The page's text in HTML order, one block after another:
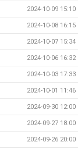
2024-10-09 15:10
2024-10-08 16:15
2024-10-07 15:34
2024-10-06 16:32
2024-10-03 17:33
2024-10-01 11:46
2024-09-30 12:00
2024-09-27 18:00
2024-09-26 20:00